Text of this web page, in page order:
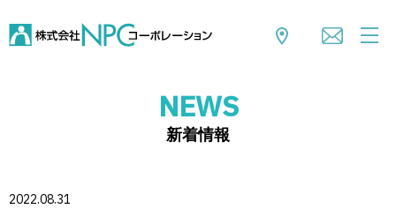
NEWS
新着情報
2022.08.31